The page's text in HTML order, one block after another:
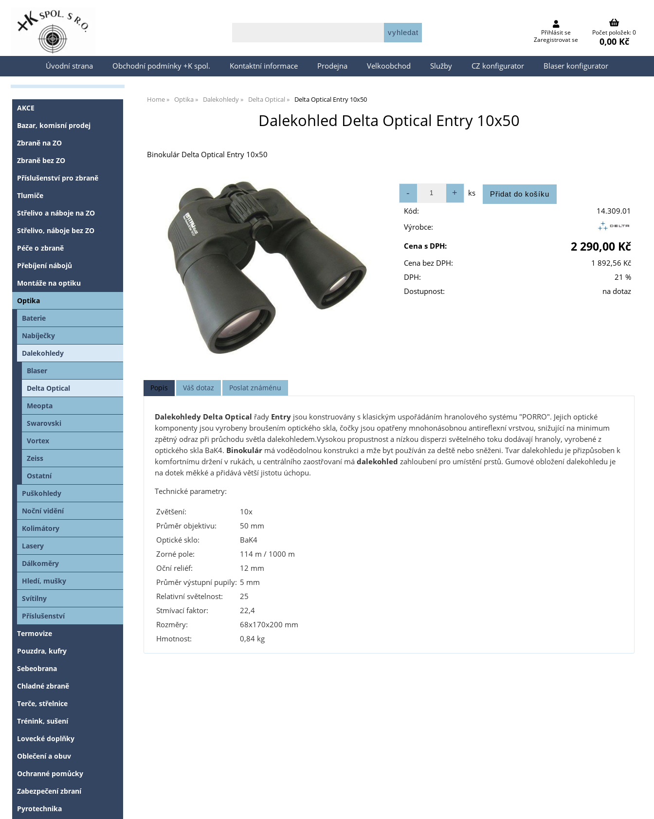
Přihlásit se
Přihlásit se
Zaregistrovat se
Počet položek: 0
0,00 Kč
Úvodní strana Obchodní podmínky +K spol. Kontaktní informace Prodejna Velkoobchod Služby CZ konfigurator Blaser konfigurator
Home Optika Dalekohledy Delta Optical Delta Optical Entry 10x50
Dalekohled Delta Optical Entry 10x50
Binokulár Delta Optical Entry 10x50
ks
Kód:
14.309.01
Výrobce:
Cena s DPH:
2 290,00 Kč
Cena bez DPH:
1 892,56 Kč
DPH:
21 %
Dostupnost:
na dotaz
Popis Váš dotaz Poslat známénu
Dalekohledy Delta Optical řady Entryjsou konstruovány s klasickým uspořádáním hranolového systému "PORRO". Jejich optické
komponenty jsou vyrobeny broušením optického skla, čočky jsou opatřeny mnohonásobnou antireflexní vrstvou, snižující na minimum
zpětný odraz při průchodu světla dalekohledem.Vysokou propustnost a nízkou disperzi světelného toku dodávají hranoly, vyrobené z
optického skla BaK4. Binokulármá voděodolnou konstrukci a mže byt používán za deště nebo sněženi. Tvar dalekohledu je přizpůsoben k
komfortnímu držení v rukách, u centrálního zaostřovaní mádalekohled zahloubení pro umístění prstů. Gumové obložení dalekohledu je
na dotek měkké a přidává větší jistotu úchopu.
Technické parametry:
Zvětšení:
10x
Průměr objektivu:
50 mm
Optické sklo:
BaK4
Zorné pole:
114 m / 1000 m
Oční reliéf:
12 mm
Průměr výstupní pupily: 5 mm
Relativní světelnost:
25
Stmívací faktor:
22,4
Rozměry:
68x170x200 mm
Hmotnost:
0,84 kg
AKCE
Bazar, komisní prodej
Zbraně na ZO
Zbraně bez ZO
Příslušenství pro zbraně
Tlumiče
Střelivo a náboje na ZO
Střelivo, náboje bez ZO
Péče o zbraně
Přebíjení nábojů
Montáže na optiku
Optika
Baterie
Nabíječky
Dalekohledy
Blaser
Delta Optical
Meopta
Swarovski
Vortex
Zeiss
Ostatní
Puškohledy
Noční vidění
Kolimátory
Lasery
Dálkoměry
Hledí, mušky
Svítilny
Příslušenství
Termovize
Pouzdra, kufry
Sebeobrana
Chladné zbraně
Terče, střelnice
Trénink, sušení
Lovecké doplňky
Oblečení a obuv
Ochranné pomůcky
Zabezpečení zbraní
Pyrotechnika